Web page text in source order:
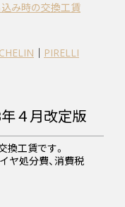
み時の交換工賃
｜ PIRELLI
４月改定版
工賃です。
ヤ処分費、消費税